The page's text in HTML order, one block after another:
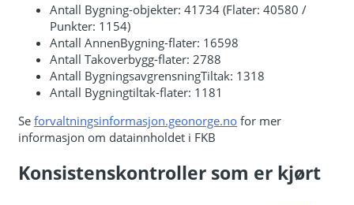
Antall Bygning-objekter: 41734 (Flater: 40580 /
Punkter: 1154)
Antall AnnenBygning-flater: 16598
Antall Takoverbygg-flater: 2788
Antall BygningsavgrensningTiltak: 1318
Antall Bygningtiltak-flater: 1181
Se forvaltningsinformasjon.geonorge.no for mer
informasjon om datainnholdet i FKB
Konsistenskontroller som er kjørt